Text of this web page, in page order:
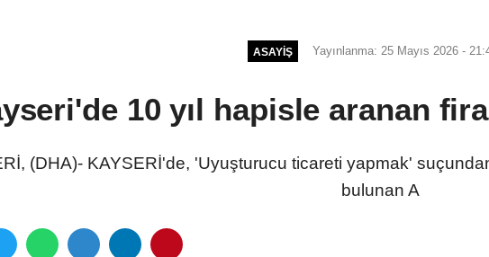
ASAYIŞ Yayınlanma: 25 Mayıs 2026 -
10 yıl hapisle aranan
(DHA)- KAYSERİ'de, 'Uyuşturucu ticareti yapmak'
bulunan A